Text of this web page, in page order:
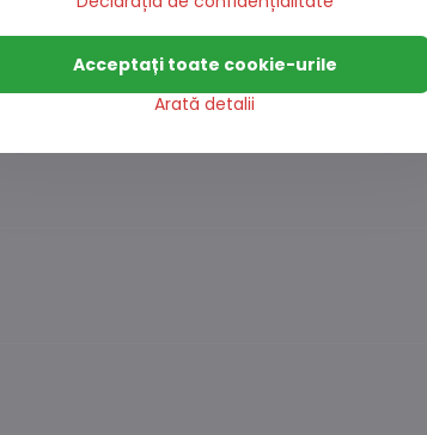
Arată detalii
Acceptați toate cookie-urile